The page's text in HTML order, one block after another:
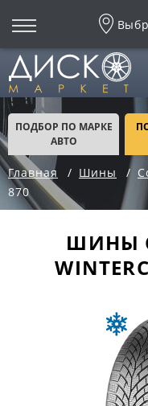
ПОДБОР ПО МАРКЕ
АВТО
Главная Шины
870
ШИНЫ